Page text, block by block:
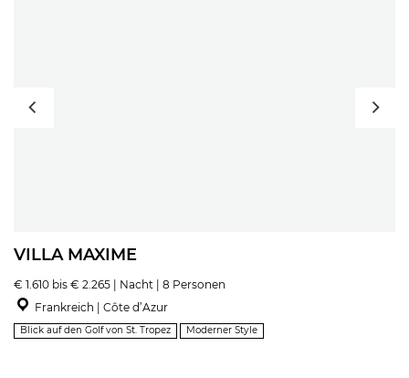
VILLA MAXIME
€ 1.610 bis € 2.265 | Nacht | 8 Personen
Frankreich | Côte d’Azur
Blick auf den Golf von St. Tropez Moderner Style